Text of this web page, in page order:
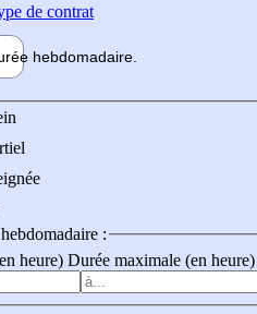
de contrat
hebdomadaire
:
heure) Durée maximale (en heure)